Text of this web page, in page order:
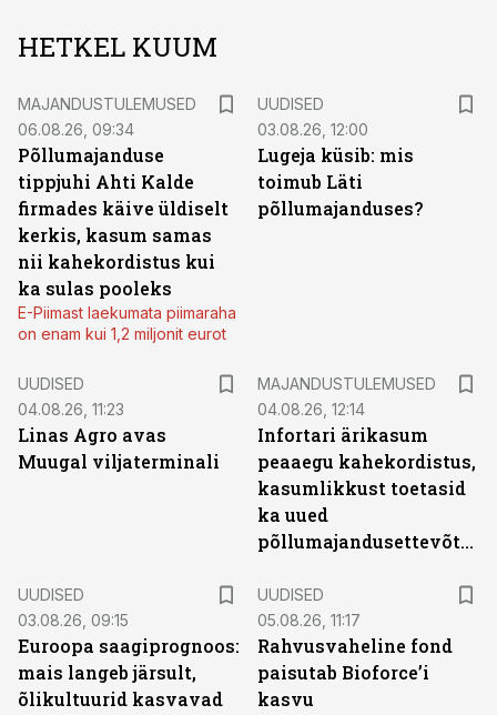
HETKEL KUUM
MAJANDUSTULEMUSED
06.08.26, 09:34
Põllumajanduse
tippjuhi Ahti Kalde
firmades käive üldiselt
kerkis, kasum samas
nii kahekordistus kui
ka sulas pooleks
E-Piimast laekumata piimaraha
on enam kui 1,2 miljonit eurot
UUDISED
03.08.26, 12:00
Lugeja küsib: mis
toimub Läti
põllumajanduses?
UUDISED
04.08.26, 11:23
Linas Agro avas
Muugal viljaterminali
MAJANDUSTULEMUSED
04.08.26, 12:14
Infortari ärikasum
peaaegu kahekordistus,
kasumlikkust toetasid
ka uued
põllumajandusettevõtted
UUDISED
03.08.26, 09:15
Euroopa saagiprognoos:
mais langeb järsult,
õlikultuurid kasvavad
UUDISED
05.08.26, 11:17
Rahvusvaheline fond
paisutab Bioforce’i
kasvu